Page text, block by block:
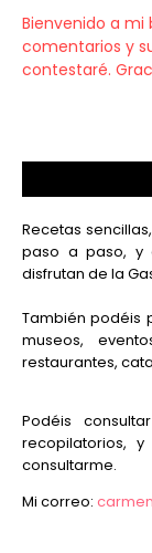
Bienvenido a mi
comentarios y
contestaré.
Recetas
paso a paso, y
disfrutan de la
También podéis
museos,
restaurantes,
Podéis
recopilatorios,
consultarme.
Mi correo: